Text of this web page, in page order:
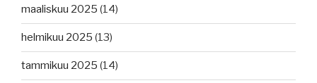
maaliskuu 2025 (14)
helmikuu 2025 (13)
tammikuu 2025 (14)